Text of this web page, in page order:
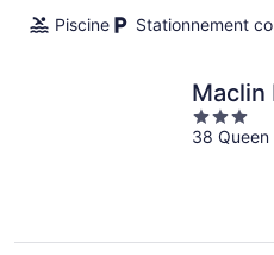
Piscine
Stationnement
Maclin
3
out
38